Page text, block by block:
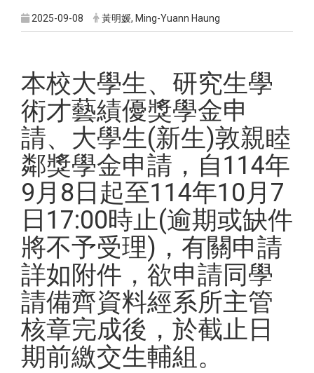
2025-09-08 黃明媛, Ming-Yuann Haung
本校大學生、研究生學
術才藝績優獎學金申
請、大學生(新生)敦親睦
鄰獎學金申請，自114年
9月8日起至114年10月7
日17:00時止(逾期或缺件
將不予受理)，有關申請
詳如附件，欲申請同學
請備齊資料經系所主管
核章完成後，於截止日
期前繳交生輔組。